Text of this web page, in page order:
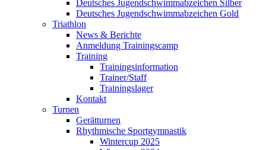
Deutsches Jugendschwimmabzeichen Silber
Deutsches Jugendschwimmabzeichen Gold
Triathlon
News & Berichte
Anmeldung Trainingscamp
Training
Trainingsinformation
Trainer/Staff
Trainingslager
Kontakt
Turnen
Gerätturnen
Rhythmische Sportgymnastik
Wintercup 2025